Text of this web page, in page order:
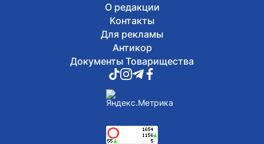
О редакции
Контакты
Для рекламы
Антикор
Документы Товарищества